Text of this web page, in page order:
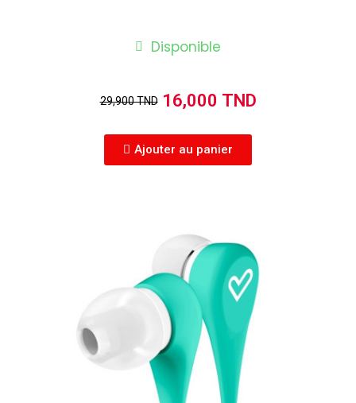
Disponible
29,900 TND 16,000 TND
Ajouter au panier